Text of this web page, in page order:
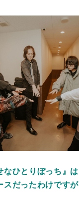
ひとりぼっち』は
スだったわけです